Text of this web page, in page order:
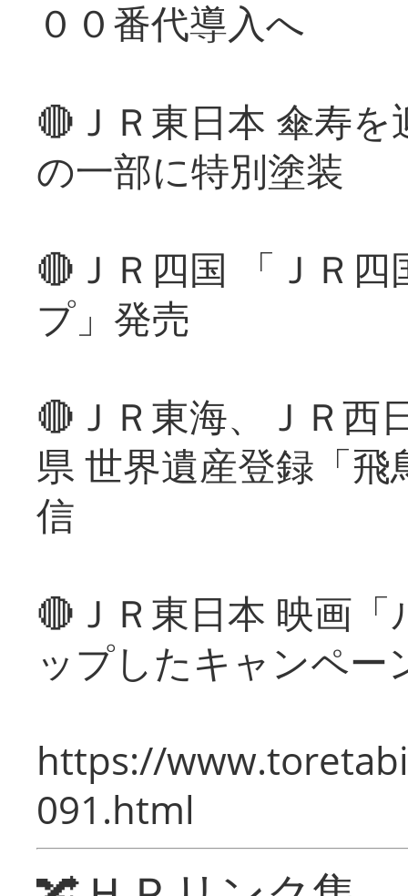
００番代導入へ
🔴ＪＲ東日本 傘寿
の一部に特別塗装
🔴ＪＲ四国 「ＪＲ
プ」発売
🔴ＪＲ東海、ＪＲ西
県 世界遺産登録「
信
🔴ＪＲ東日本 映画
ップしたキャンペー
https://
091.html